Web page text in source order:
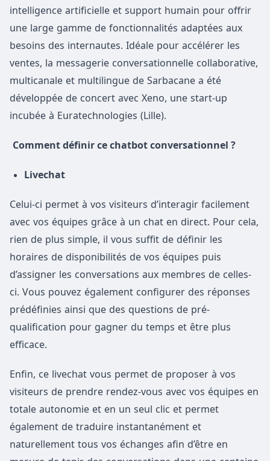
intelligence artificielle et support humain pour offrir
une large gamme de fonctionnalités adaptées aux
besoins des internautes. Idéale pour accélérer les
ventes, la messagerie conversationnelle collaborative,
multicanale et multilingue de Sarbacane a été
développée de concert avec Xeno, une start-up
incubée à Euratechnologies (Lille).
Comment définir ce chatbot conversationnel ?
Livechat
Celui-ci permet à vos visiteurs d’interagir facilement
avec vos équipes grâce à un chat en direct. Pour cela,
rien de plus simple, il vous suffit de définir les
horaires de disponibilités de vos équipes puis
d’assigner les conversations aux membres de celles-
ci. Vous pouvez également configurer des réponses
prédéfinies ainsi que des questions de pré-
qualification pour gagner du temps et être plus
efficace.
Enfin, ce livechat vous permet de proposer à vos
visiteurs de prendre rendez-vous avec vos équipes en
totale autonomie et en un seul clic et permet
également de traduire instantanément et
naturellement tous vos échanges afin d’être en